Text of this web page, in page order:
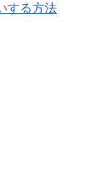
する方法